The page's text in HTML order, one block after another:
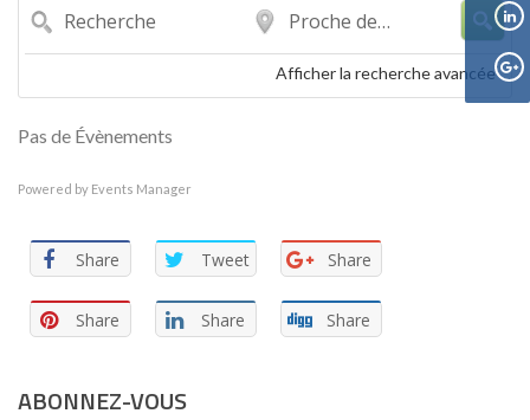
Recherche
Proche
Afficher la recherche avancée
Pas de Évènements
Powered by Events Manager
Share Tweet Share
Share Share Share
ABONNEZ-VOUS